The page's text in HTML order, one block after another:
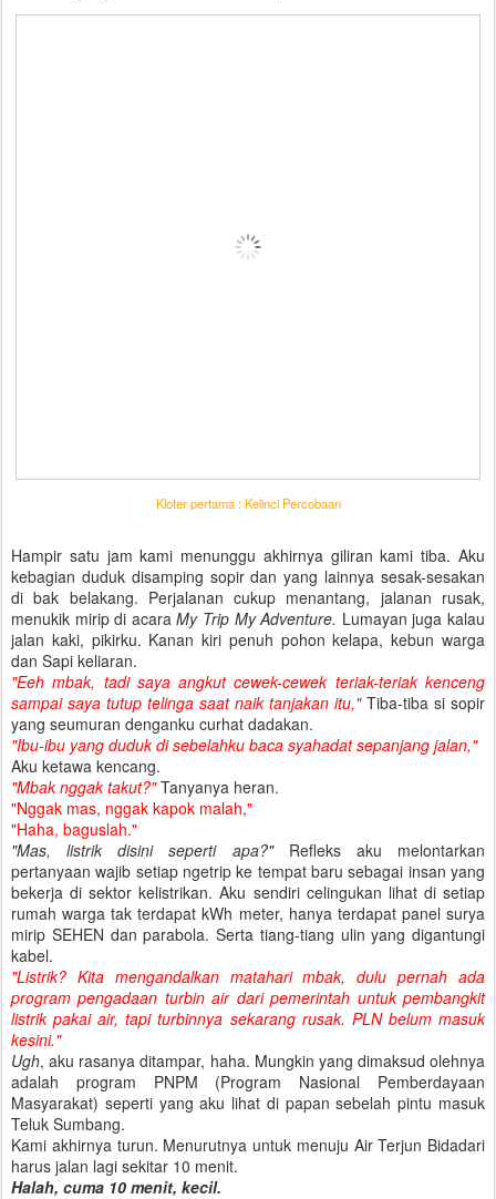
Kloter pertama : Kelinci Percobaan
Hampir satu jam kami menunggu akhirnya giliran kami tiba. Aku
kebagian duduk disamping sopir dan yang lainnya sesak-sesakan
di bak belakang. Perjalanan cukup menantang, jalanan rusak,
menukik mirip di acaraMy Trip My Adventure. Lumayan juga kalau
jalan kaki, pikirku. Kanan kiri penuh pohon kelapa, kebun warga
dan Sapi keliaran.
"Eeh mbak, tadi saya angkut cewek-cewek teriak-teriak kenceng
sampai saya tutup telinga saat naik tanjakan itu," Tiba-tiba si sopir
yang seumuran denganku curhat dadakan.
"Ibu-ibu yang duduk di sebelahku baca syahadat sepanjang jalan,"
Aku ketawa kencang.
"Mbak nggak takut?"Tanyanya heran.
"Nggak mas, nggak kapok malah,"
"Haha, baguslah."
"Mas, listrik disini seperti apa?"Refleks aku melontarkan
pertanyaan wajib setiap ngetrip ke tempat baru sebagai insan yang
bekerja di sektor kelistrikan. Aku sendiri celingukan lihat di setiap
rumah warga tak terdapat kWh meter, hanya terdapat panel surya
mirip SEHEN dan parabola. Serta tiang-tiang ulin yang digantungi
kabel.
"Listrik? Kita mengandalkan matahari mbak, dulu pernah ada
program pengadaan turbin air dari pemerintah untuk pembangkit
listrik pakai air, tapi turbinnya sekarang rusak. PLN belum masuk
kesini."
Ugh, aku rasanya ditampar, haha. Mungkin yang dimaksud olehnya
adalah program PNPM (Program Nasional Pemberdayaan
Masyarakat) seperti yang aku lihat di papan sebelah pintu masuk
Teluk Sumbang.
Kami akhirnya turun. Menurutnya untuk menuju Air Terjun Bidadari
harus jalan lagi sekitar 10 menit.
Halah, cuma 10 menit, kecil.